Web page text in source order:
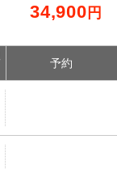
34,900 円
予約